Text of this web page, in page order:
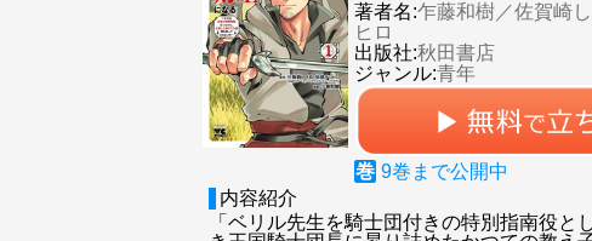
著者名:乍藤和樹／佐賀崎
ヒロ
出版社:秋田書店
ジャンル:青年
巻 9巻まで公開中
内容紹介
「ベリル先生を騎士団付きの特別指南役